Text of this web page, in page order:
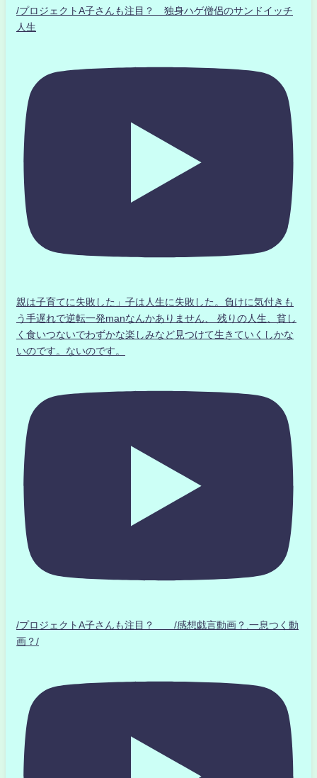
/プロジェクトA子さんも注目？ 独身ハゲ僧侶のサンドイッチ
人生
親は子育てに失敗した」子は人生に失敗した。負けに気付きも
う手遅れで逆転一発manなんかありません、 残りの人生、貧し
く食いつないでわずかな楽しみなど見つけて生きていくしかな
いのです。ないのです。
/プロジェクトA子さんも注目？ /感想戯言動画？.一息つく動
画？/